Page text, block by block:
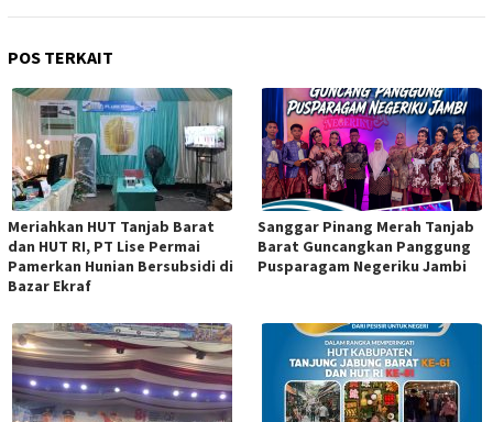
POS TERKAIT
Meriahkan HUT Tanjab Barat
dan HUT RI, PT Lise Permai
Pamerkan Hunian Bersubsidi di
Bazar Ekraf
Sanggar Pinang Merah Tanjab
Barat Guncangkan Panggung
Pusparagam Negeriku Jambi